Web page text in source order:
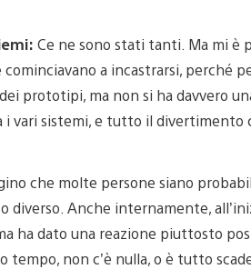
Ce ne sono stati tanti. Ma mi è
a incastrarsi, perché
prototipi, ma non si ha davvero
i vari sistemi, e tutto il divertimento
che molte persone siano
diverso. Anche internamente,
ha dato una reazione piuttosto
tempo, non c’è nulla, o è tutto